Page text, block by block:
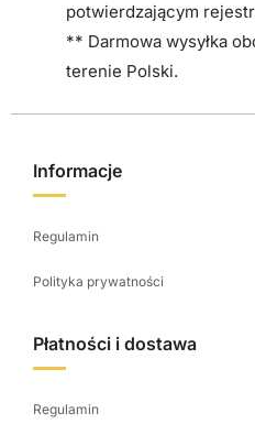
potwierdzającym
** Darmowa wysyłka
terenie Polski.
Informacje
Regulamin
Polityka prywatności
Płatności i dostawa
Regulamin